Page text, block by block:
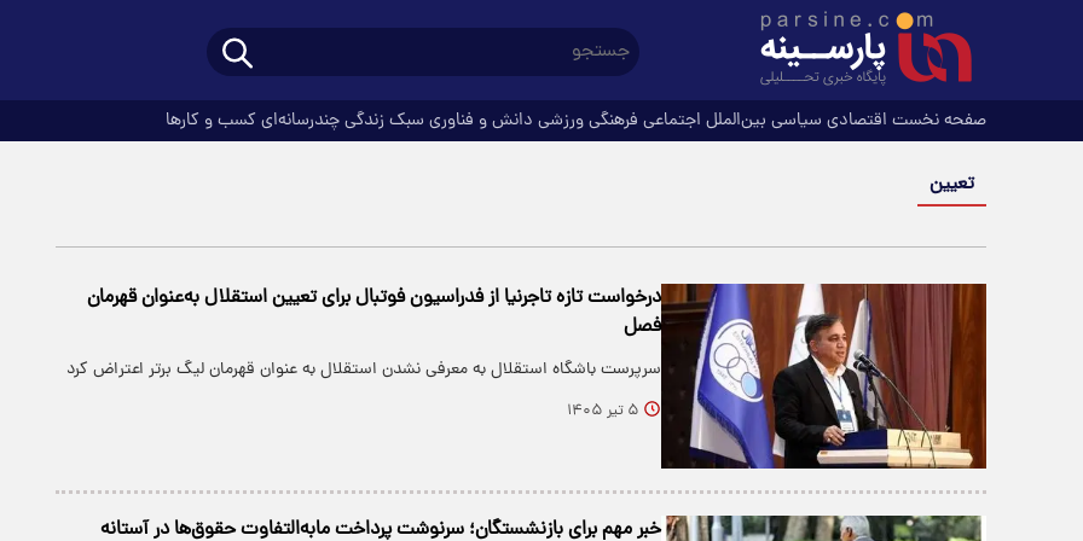
صفحه نخست اقتصادی سیاسی بین‌الملل اجتماعی فرهنگیورزشی دانش و فناوری سبک زندگیچندرسانه‌ای کسب و کارها
تعیین
درخواست تازه تاجرنیا از فدراسیون فوتبال برای تعیین استقلال به‌عنوان قهرمان
فصل
سرپرست باشگاه استقلال به معرفی نشدن استقلال به عنوان قهرمان لیگ برتر اعتراض کرد
۵ تیر ۱۴۰۵
خبر مهم برای بازنشستگان؛ سرنوشت پرداخت مابه‌التفاوت حقوق‌ها در آستانه